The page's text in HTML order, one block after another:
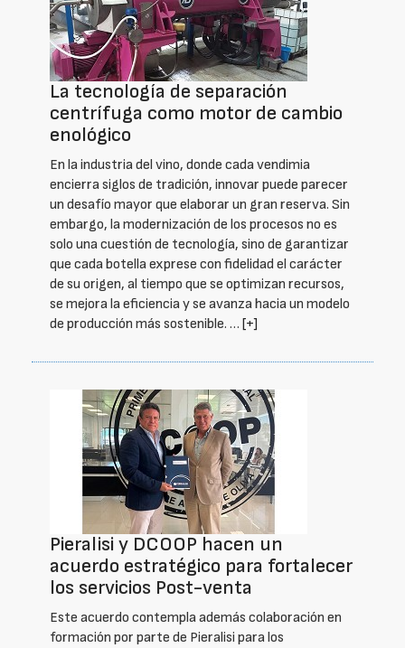
La tecnología de separación
centrífuga como motor de cambio
enológico
En la industria del vino, donde cada vendimia
encierra siglos de tradición, innovar puede parecer
un desafío mayor que elaborar un gran reserva. Sin
embargo, la modernización de los procesos no es
solo una cuestión de tecnología, sino de garantizar
que cada botella exprese con fidelidad el carácter
de su origen, al tiempo que se optimizan recursos,
se mejora la eficiencia y se avanza hacia un modelo
de producción más sostenible. … [+]
Pieralisi y DCOOP hacen un
acuerdo estratégico para fortalecer
los servicios Post-venta
Este acuerdo contempla además colaboración en
formación por parte de Pieralisi para los